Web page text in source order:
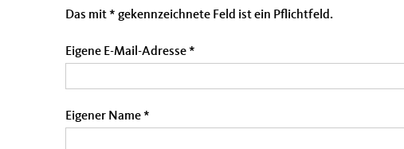
Das mit * gekennzeichnete Feld ist ein Pflichtfeld.
Eigene E-Mail-Adresse*
Eigener Name*